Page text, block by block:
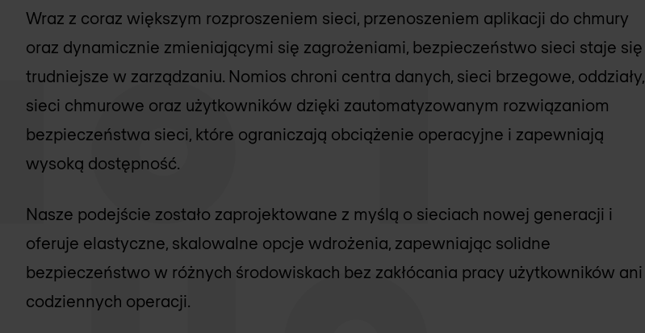
Wraz z coraz większym rozproszeniem sieci, przenoszeniem aplikacji do chmury
oraz dynamicznie zmieniającymi się zagrożeniami, bezpieczeństwo sieci staje się
trudniejsze w zarządzaniu. Nomios chroni centra danych, sieci brzegowe, oddziały,
sieci chmurowe oraz użytkowników dzięki zautomatyzowanym rozwiązaniom
bezpieczeństwa sieci, które ograniczają obciążenie operacyjne i zapewniają
wysoką dostępność.
Nasze podejście zostało zaprojektowane z myślą o sieciach nowej generacji i
oferuje elastyczne, skalowalne opcje wdrożenia, zapewniając solidne
bezpieczeństwo w różnych środowiskach bez zakłócania pracy użytkowników ani
codziennych operacji.